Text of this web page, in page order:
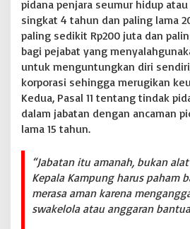
pidana penjara seumur hidup
singkat 4 tahun dan paling lama
paling sedikit Rp200 juta dan
bagi pejabat yang
untuk menguntungkan diri
korporasi sehingga merugikan
Kedua, Pasal 11 tentang tindak
dalam jabatan dengan ancaman
lama 15 tahun.
“Jabatan itu amanah, bukan
Kepala Kampung harus paham
merasa aman karena
swakelola atau anggaran